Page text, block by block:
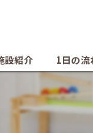
設紹介 1日の流